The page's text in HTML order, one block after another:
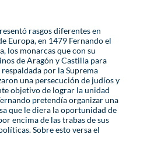
rasgos diferentes en
Europa, en 1479 Fernando el
los monarcas que con su
de Aragón y Castilla para
por la Suprema
una persecución de judíos y
objetivo de lograr la unidad
pretendía organizar una
que le diera la oportunidad de
encima de las trabas de sus
Sobre esto versa el